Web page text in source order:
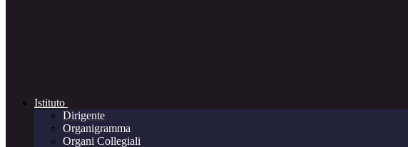
Istituto
Dirigente
Organigramma
Organi Collegiali